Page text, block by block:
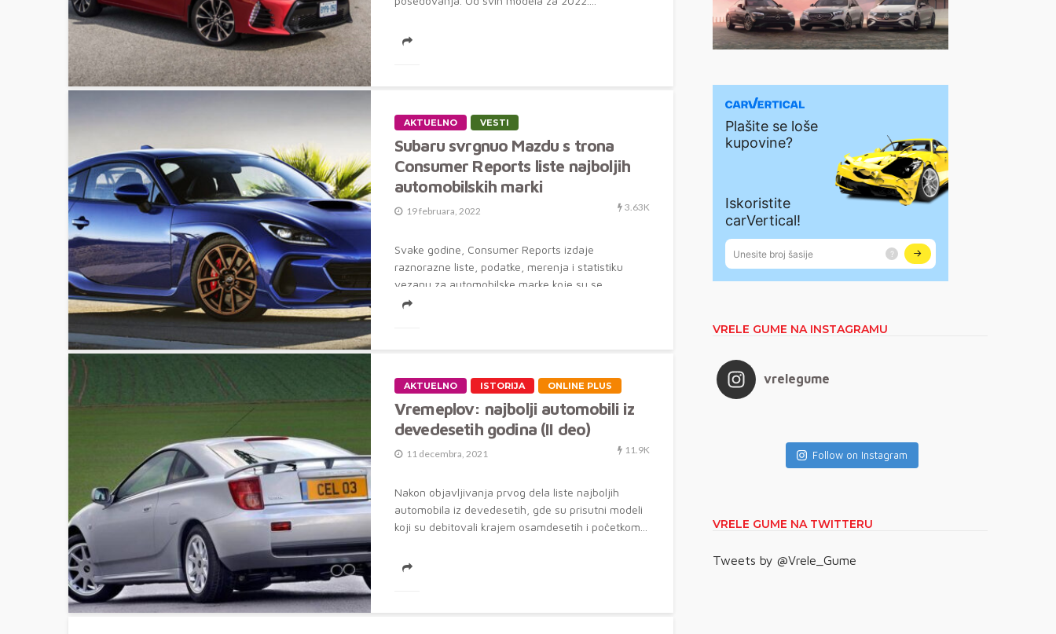
AKTUELNO VESTI
Subaru svrgnuo Mazdu s trona
Consumer Reports liste najboljih
automobilskih marki
19 februara, 2022 3.63K
Svake godine, Consumer Reports izdaje
raznorazne liste, podatke, merenja i statistiku
vezanu za automobilske marke koje su se
pokazale najboljim...
AKTUELNO ISTORIJA ONLINE PLUS
Vremeplov: najbolji automobili iz
devedesetih godina (II deo)
11 decembra, 2021 11.9K
Nakon objavljivanja prvog dela liste najboljih
automobila iz devedesetih, gde su prisutni modeli
koji su debitovali krajem osamdesetih i početkom...
VRELE GUME NA INSTAGRAMU
vrelegume
Follow on Instagram
VRELE GUME NA TWITTERU
Tweets by @Vrele_Gume